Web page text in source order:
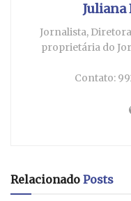
Juliana
Jornalista,
proprietária do
Contato:
Relacionado Posts